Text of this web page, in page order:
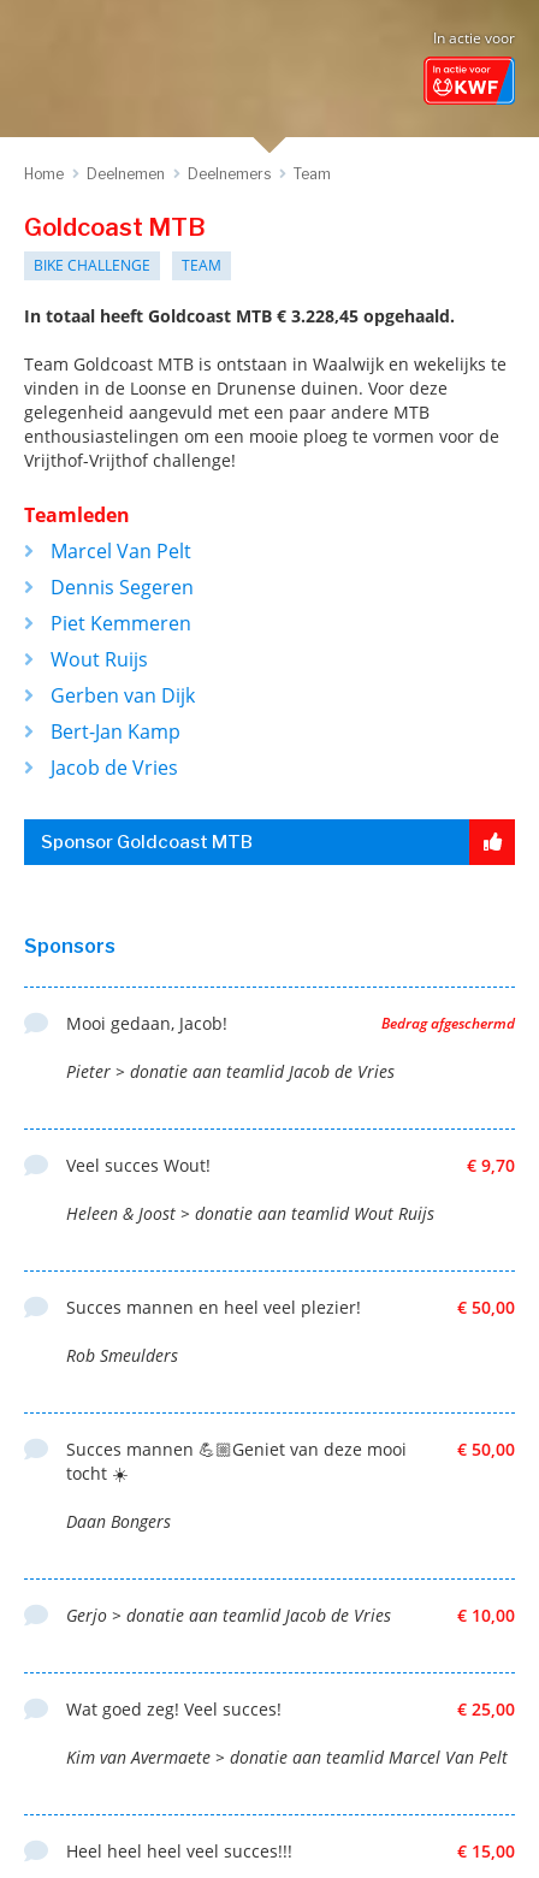
In actie voor
Home Deelnemen Deelnemers Team
Goldcoast MTB
BIKE CHALLENGE TEAM
In totaal heeft Goldcoast MTB € 3.228,45 opgehaald.
Team Goldcoast MTB is ontstaan in Waalwijk en wekelijks te
vinden in de Loonse en Drunense duinen. Voor deze
gelegenheid aangevuld met een paar andere MTB
enthousiastelingen om een mooie ploeg te vormen voor de
Vrijthof-Vrijthof challenge!
Teamleden
Marcel Van Pelt
Dennis Segeren
Piet Kemmeren
Wout Ruijs
Gerben van Dijk
Bert-Jan Kamp
Jacob de Vries
Sponsor Goldcoast MTB
Sponsors
Bedrag afgeschermd
Mooi gedaan, Jacob!
Pieter > donatie aan teamlid Jacob de Vries
€ 9,70
Veel succes Wout!
Heleen & Joost > donatie aan teamlid Wout Ruijs
€ 50,00
Succes mannen en heel veel plezier!
Rob Smeulders
€ 50,00
Succes mannen 💪🏼Geniet van deze mooi
tocht ☀️
Daan Bongers
€ 10,00
Gerjo > donatie aan teamlid Jacob de Vries
€ 25,00
Wat goed zeg! Veel succes!
Kim van Avermaete > donatie aan teamlid Marcel Van Pelt
€ 15,00
Heel heel heel veel succes!!!